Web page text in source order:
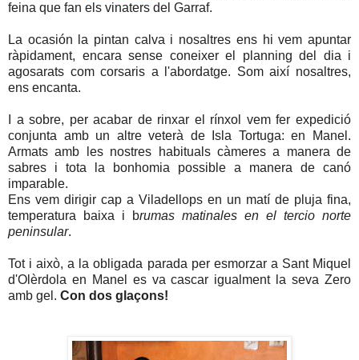
feina que fan els vinaters del Garraf.
La ocasión la pintan calva i nosaltres ens hi vem apuntar
ràpidament, encara sense coneixer el planning del dia i
agosarats com corsaris a l'abordatge. Som així nosaltres,
ens encanta.
I a sobre, per acabar de rinxar el rínxol vem fer expedició
conjunta amb un altre veterà de Isla Tortuga: en Manel.
Armats amb les nostres habituals càmeres a manera de
sabres i tota la bonhomia possible a manera de canó
imparable.
Ens vem dirigir cap a Viladellops en un matí de pluja fina,
temperatura baixa i brumas matinales en el tercio norte
peninsular.
Tot i això, a la obligada parada per esmorzar a Sant Miquel
d'Olèrdola en Manel es va cascar igualment la seva Zero
amb gel. Con dos glaçons!